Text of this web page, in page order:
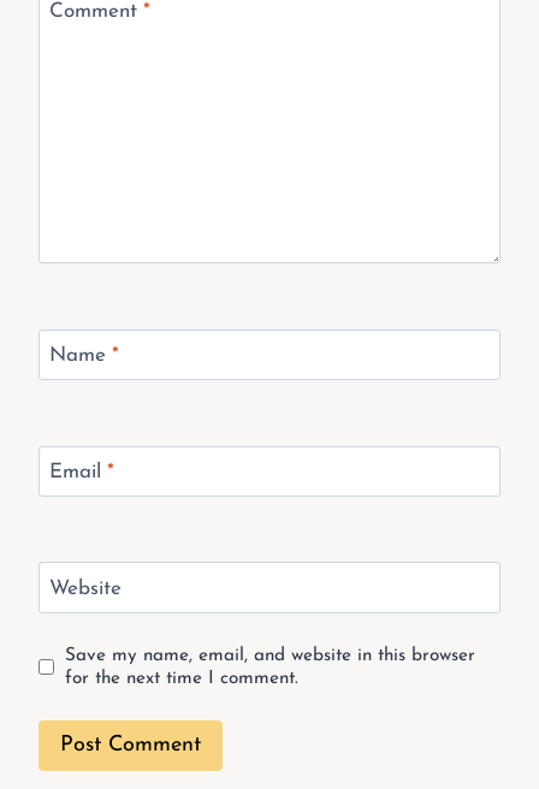
Comment *
Name *
Email *
Website
Save my name, email, and website in this browser
for the next time I comment.